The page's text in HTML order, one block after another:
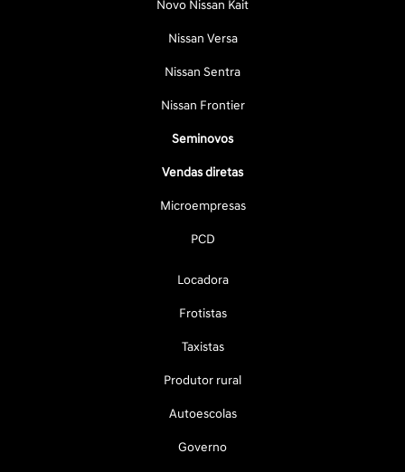
Novo Nissan Kait
Nissan Versa
Nissan Sentra
Nissan Frontier
Seminovos
Vendas diretas
Microempresas
PCD
Locadora
Frotistas
Taxistas
Produtor rural
Autoescolas
Governo